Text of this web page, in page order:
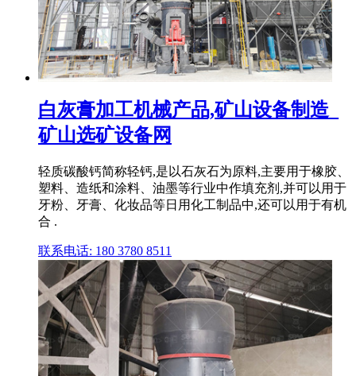
白灰膏加工机械产品,矿山设备制造_
矿山选矿设备网
轻质碳酸钙简称轻钙,是以石灰石为原料,主要用于橡胶、
塑料、造纸和涂料、油墨等行业中作填充剂,并可以用于
牙粉、牙膏、化妆品等日用化工制品中,还可以用于有机
合 .
联系电话: 180 3780 8511